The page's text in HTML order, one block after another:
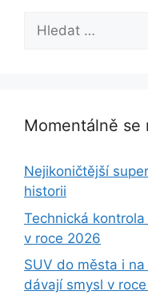
Hledat:
Momentálně se
Nejikoničtější
historii
Technická
v roce 2026
SUV do města i
dávají smysl v